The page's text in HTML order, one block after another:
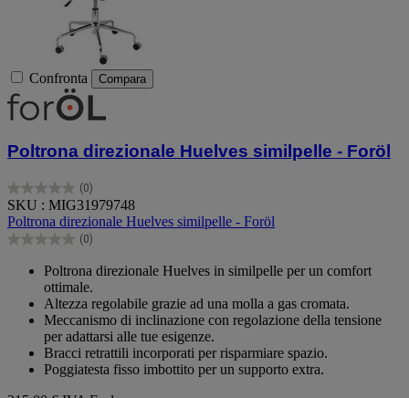
Confronta Compara
Poltrona direzionale Huelves similpelle - Foröl
(0)
0.0
su
5
stelle.
SKU : MIG31979748
Poltrona direzionale Huelves similpelle - Foröl
(0)
0.0
Poltrona direzionale Huelves in similpelle per un comfort
ottimale.
Altezza regolabile grazie ad una molla a gas cromata.
Meccanismo di inclinazione con regolazione della tensione
per adattarsi alle tue esigenze.
Bracci retrattili incorporati per risparmiare spazio.
Poggiatesta fisso imbottito per un supporto extra.